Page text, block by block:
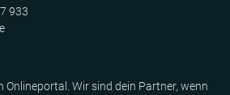
933
Onlineportal. Wir sind dein Partner, wenn